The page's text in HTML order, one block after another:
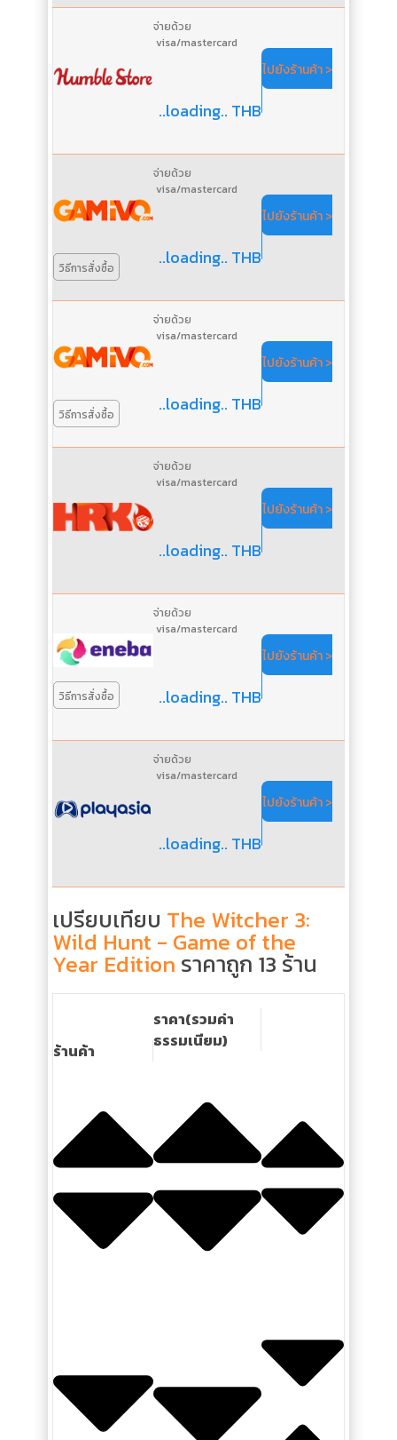
จ่ายด้วย
visa/mastercard
..loading.. THB
ไปยังร้านค้า >
วิธีการสั่งซื้อ
จ่ายด้วย
visa/mastercard
..loading.. THB
ไปยังร้านค้า >
วิธีการสั่งซื้อ
จ่ายด้วย
visa/mastercard
..loading.. THB
ไปยังร้านค้า >
จ่ายด้วย
visa/mastercard
..loading.. THB
ไปยังร้านค้า >
วิธีการสั่งซื้อ
จ่ายด้วย
visa/mastercard
..loading.. THB
ไปยังร้านค้า >
จ่ายด้วย
visa/mastercard
..loading.. THB
ไปยังร้านค้า >
เปรียบเทียบ The Witcher 3:
Wild Hunt - Game of the
Year Edition ราคาถูก 13 ร้าน
ร้านค้า
ราคา(รวมค่า
ธรรมเนียม)